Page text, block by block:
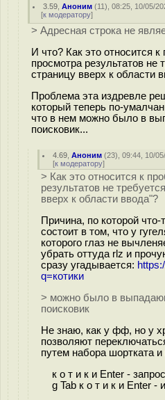
3.59 ,Аноним (11), 08:25, 10/05/
[к модератору]
> Адресная строка не
И что? Как это относится
просмотра результатов не
страницу вверх к области
Проблема эта издревле
который теперь по-
что в нем можно было в
поисковик...
4.69 ,Аноним (23), 09:44, 10/
[к модератору]
> Как это относится к
результатов не
вверх к области ввода"?
Причина, по которой
состоит в том, что у
которого глаз не
убрать оттуда rlz и
сразу угадывается:
q=котики
> можно было в
поисковик
Не знаю, как у фф, но у
позволяют
путем набора шортката и
к о т и к и Enter - запрос
g Tab к о т и к и Enter -